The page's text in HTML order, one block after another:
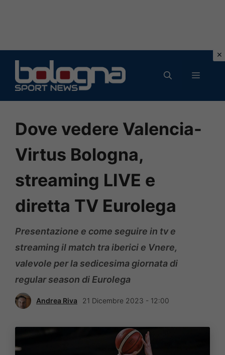
contenuto
MENU
Dove vedere Valencia-
Virtus Bologna,
streaming LIVE e
diretta TV Eurolega
Presentazione e come seguire in tv e
streaming il match tra iberici e Vnere,
valevole per la sedicesima giornata di
regular season di Eurolega
Andrea Riva 21 Dicembre 2023 - 12:00